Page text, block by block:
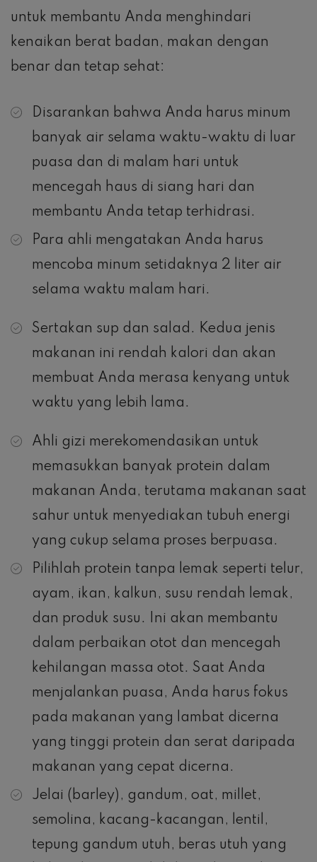
untuk membantu Anda menghindari
kenaikan berat badan, makan dengan
benar dan tetap sehat:
Disarankan bahwa Anda harus minum
banyak air selama waktu-waktu di luar
puasa dan di malam hari untuk
mencegah haus di siang hari dan
membantu Anda tetap terhidrasi.
Para ahli mengatakan Anda harus
mencoba minum setidaknya 2 liter air
selama waktu malam hari.
Sertakan sup dan salad. Kedua jenis
makanan ini rendah kalori dan akan
membuat Anda merasa kenyang untuk
waktu yang lebih lama.
Ahli gizi merekomendasikan untuk
memasukkan banyak protein dalam
makanan Anda, terutama makanan saat
sahur untuk menyediakan tubuh energi
yang cukup selama proses berpuasa.
Pilihlah protein tanpa lemak seperti telur,
ayam, ikan, kalkun, susu rendah lemak,
dan produk susu. Ini akan membantu
dalam perbaikan otot dan mencegah
kehilangan massa otot. Saat Anda
menjalankan puasa, Anda harus fokus
pada makanan yang lambat dicerna
yang tinggi protein dan serat daripada
makanan yang cepat dicerna.
Jelai (barley), gandum, oat, millet,
semolina, kacang-kacangan, lentil,
tepung gandum utuh, beras utuh yang